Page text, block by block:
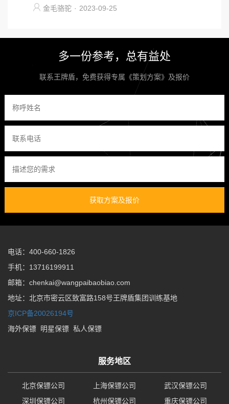
金毛骆驼 · 2023-09-25
多一份参考，总有益处
联系王牌盾，免费获得专属《策划方案》及报价
获取方案及报价
电话：400-660-1826
手机：13716199911
邮箱：chenkai@wangpaibaobiao.com
地址：北京市密云区致富路158号王牌盾集团训练基地
京ICP备20026194号
海外保镖
明星保镖 私人保镖
服务地区
北京保镖公司 上海保镖公司
武汉保镖公司
深圳保镖公司
杭州保镖公司 重庆保镖公司